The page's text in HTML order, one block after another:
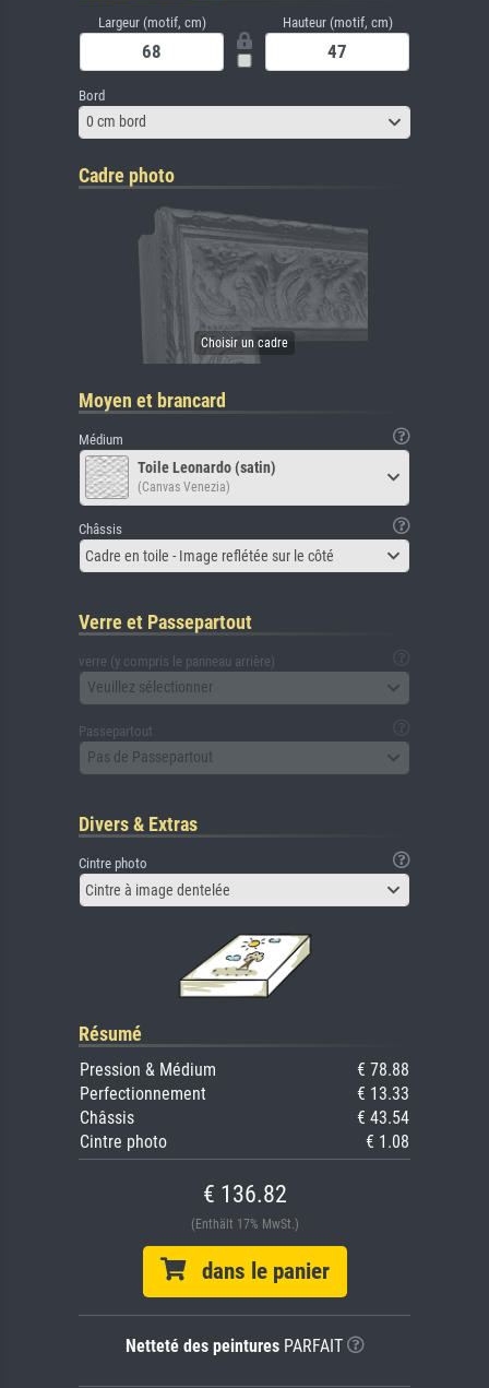
Largeur (motif, cm) Hauteur (motif, cm)
Bord
0 cm bord
Cadre photo
Moyen et brancard
Médium
Toile Leonardo (satin)
(Canvas Venezia)
Châssis
Cadre en toile - Image reflétée sur le côté
Verre et Passepartout
verre (y compris le panneau arrière)
Veuillez sélectionner
Passepartout
Pas de Passepartout
Divers & Extras
Cintre photo
Cintre à image dentelée
Résumé
Pression & Médium
€ 78.88
Perfectionnement
€ 13.33
Châssis
€ 43.54
Cintre photo
€ 1.08
€ 136.82
(Enthält 17% MwSt.)
dans le panier
Netteté des peinturesPARFAIT